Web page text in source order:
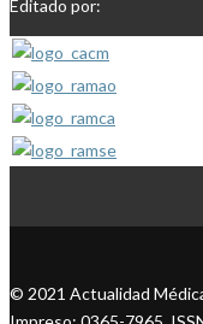
Editado por:
© 2021 Actualidad